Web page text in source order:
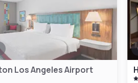
Los Angeles Airport